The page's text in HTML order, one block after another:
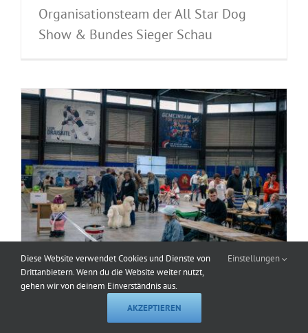
Organisationsteam der All Star Dog
Show & Bundes Sieger Schau
Melden Sie sich jetzt an: Internationale
Tandem-Rassehunde-Ausstellung
Diese Website verwendet Cookies und Dienste von
Drittanbietern. Wenn du die Website weiter nutzt,
gehen wir von deinem Einverständnis aus.
Einstellungen
AKZEPTIEREN